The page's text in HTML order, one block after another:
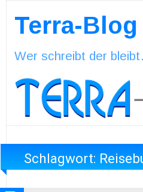
Terra-Blog
Wer schreibt der
Schlagwort: